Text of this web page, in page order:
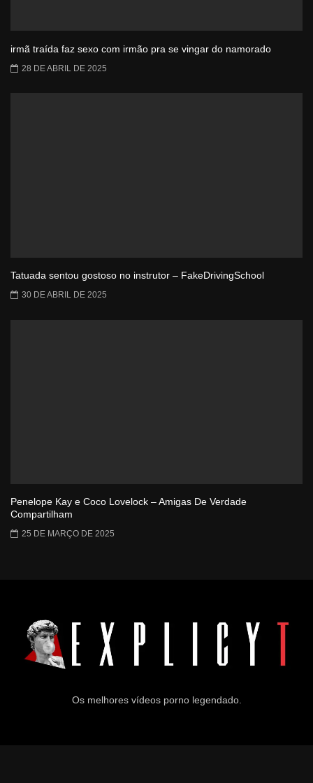
irmã traída faz sexo com irmão pra se vingar do namorado
28 DE ABRIL DE 2025
Tatuada sentou gostoso no instrutor – FakeDrivingSchool
30 DE ABRIL DE 2025
Penelope Kay e Coco Lovelock – Amigas De Verdade
Compartilham
25 DE MARÇO DE 2025
Os melhores vídeos porno legendado.